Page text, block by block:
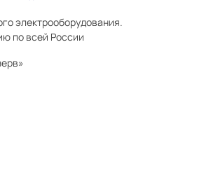
электрооборудования.
по всей России